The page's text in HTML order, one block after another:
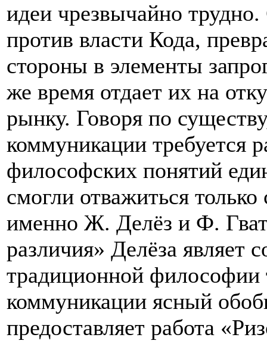
идеи чрезвычайно
против власти Кода,
стороны в элементы
же время отдает их на
рынку. Говоря по
коммуникации требуется
философских понятий
смогли отважиться
именно Ж. Делёз и Ф.
различия» Делёза являет
традиционной философии
коммуникации ясный
предоставляет работа